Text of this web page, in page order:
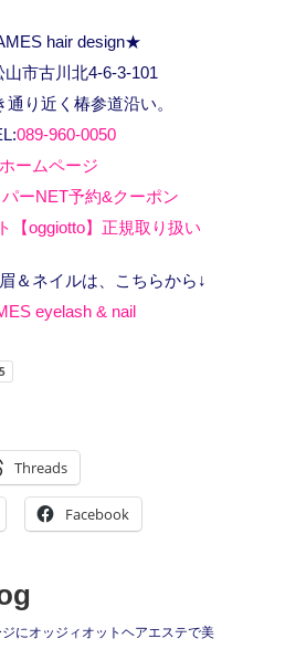
hair design★
山市古川北4-6-3-101
通り近く椿参道沿い。
089-960-0050
ホームページ
ーNET予約&クーポン
【oggiotto】正規取り扱い
＆ネイルは、こちらから↓
eyelash & nail
Threads
Facebook
にオッジィオットヘアエステで美